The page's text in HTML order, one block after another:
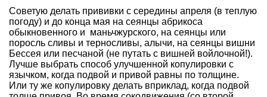
Советую делать прививки с середины апреля (в теплую
погоду) и до конца мая на сеянцы абрикоса
обыкновенного и маньчжурского, на сеянцы или
поросль сливы и терносливы, алычи, на сеянцы вишни
Бессея или песчаной (не путать с вишней войлочной!).
Лучше выбрать способ улучшенной копулировки с
язычком, когда подвой и привой равны по толщине.
Или ту же копулировку делать вприклад, когда подвой